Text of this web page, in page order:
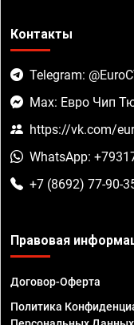
Контакты
Telegram:
Max: Евро Чип
https://vk.com/
WhatsApp:
+7 (8692) 77-90-
Правовая
Договор-Оферта
Политика